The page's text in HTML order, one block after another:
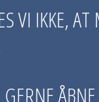
VI IKKE,